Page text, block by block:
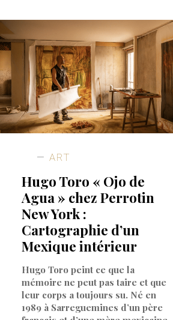
ART
Hugo Toro « Ojo de
Agua » chez Perrotin
New York :
Cartographie d’un
Mexique intérieur
Hugo Toro peint ce que la
mémoire ne peut pas taire et que
leur corps a toujours su. Né en
1989 à Sarreguemines d’un père